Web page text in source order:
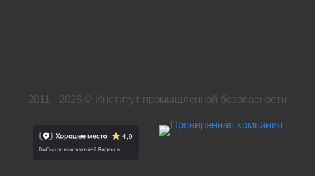
2011 - 2026 © Институт промышленной безопасности